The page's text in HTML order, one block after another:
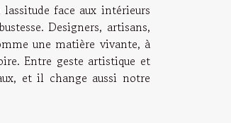
face aux intérieurs
Designers, artisans,
une matière vivante, à
Entre geste artistique et
et il change aussi notre